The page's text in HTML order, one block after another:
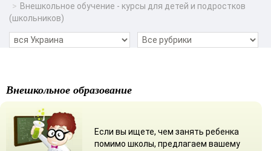
Внешкольное обучение - курсы для детей и подростков
(школьников)
Внешкольное образование
Если вы ищете, чем занять ребенка
помимо школы, предлагаем вашему